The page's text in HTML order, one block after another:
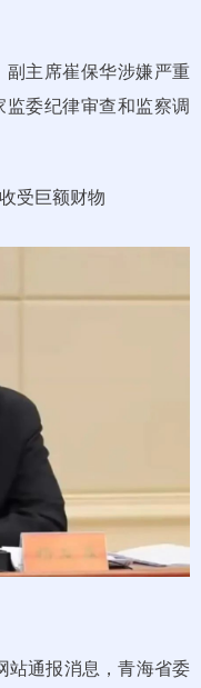
主席崔保华涉嫌严重
委纪律审查和监察调
受巨额财物
站通报消息，青海省委